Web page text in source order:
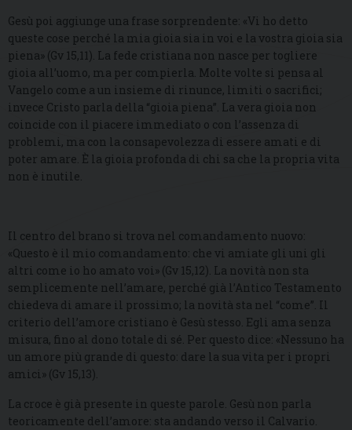
Gesù poi aggiunge una frase sorprendente: «Vi ho detto
queste cose perché la mia gioia sia in voi e la vostra gioia sia
piena» (Gv 15,11). La fede cristiana non nasce per togliere
gioia all’uomo, ma per compierla. Molte volte si pensa al
Vangelo come a un insieme di rinunce, limiti o sacrifici;
invece Cristo parla della “gioia piena”. La vera gioia non
coincide con il piacere immediato o con l’assenza di
problemi, ma con la consapevolezza di essere amati e di
poter amare. È la gioia profonda di chi sa che la propria vita
non è inutile.
Il centro del brano si trova nel comandamento nuovo:
«Questo è il mio comandamento: che vi amiate gli uni gli
altri come io ho amato voi» (Gv 15,12). La novità non sta
semplicemente nell’amare, perché già l’Antico Testamento
chiedeva di amare il prossimo; la novità sta nel “come”. Il
criterio dell’amore cristiano è Gesù stesso. Egli ama senza
misura, fino al dono totale di sé. Per questo dice: «Nessuno ha
un amore più grande di questo: dare la sua vita per i propri
amici» (Gv 15,13).
La croce è già presente in queste parole. Gesù non parla
teoricamente dell’amore: sta andando verso il Calvario.